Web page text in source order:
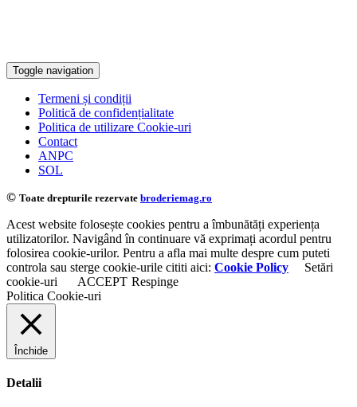
Toggle navigation
Termeni și condiții
Politică de confidențialitate
Politica de utilizare Cookie-uri
Contact
ANPC
SOL
© Toate drepturile rezervate broderiemag.ro
Acest website folosește cookies pentru a îmbunătăți experiența
utilizatorilor. Navigând în continuare vă exprimați acordul pentru
folosirea cookie-urilor. Pentru a afla mai multe despre cum puteti
controla sau sterge cookie-urile cititi aici: Cookie Policy
Setări
cookie-uri
ACCEPT Respinge
Politica Cookie-uri
Închide
Detalii